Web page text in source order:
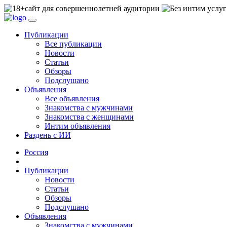
сайт для совершеннолетней аудитории
Публикации
Все публикации
Новости
Статьи
Обзоры
Подслушано
Объявления
Все объявления
Знакомства с мужчинами
Знакомства с женщинами
Интим объявления
Раздень с ИИ
Россия
Публикации
Новости
Статьи
Обзоры
Подслушано
Объявления
Знакомства с мужчинами